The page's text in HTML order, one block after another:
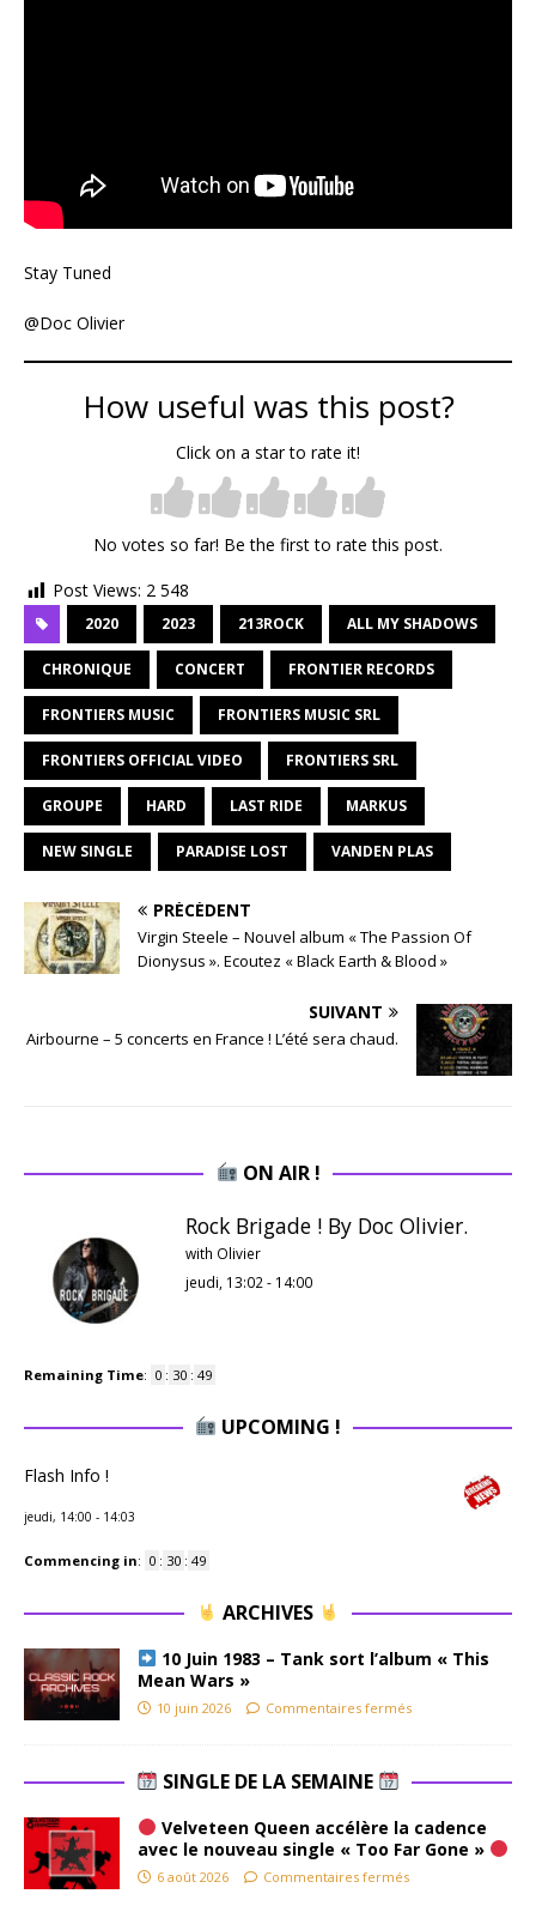
Stay Tuned
@Doc Olivier
How useful was this post?
Click on a star to rate it!
No votes so far! Be the first to rate this post.
Post Views: 2 548
2020 2023 213ROCK ALL MY SHADOWS
CHRONIQUE CONCERT FRONTIER RECORDS
FRONTIERS MUSIC FRONTIERS MUSIC SRL
FRONTIERS OFFICIAL VIDEO FRONTIERS SRL
GROUPE HARD LAST RIDE MARKUS
NEW SINGLE PARADISE LOST VANDEN PLAS
PRÉCÉDENT
Virgin Steele – Nouvel album « The Passion Of
Dionysus ». Ecoutez « Black Earth & Blood »
SUIVANT
Airbourne – 5 concerts en France ! L’été sera chaud.
ON AIR !
Rock Brigade ! By Doc Olivier.
with Olivier
jeudi, 13:02 - 14:00
Remaining Time: 0 : 30 : 48
UPCOMING !
Flash Info !
jeudi, 14:00 - 14:03
Commencing in: 0 : 30 : 48
ARCHIVES
10 Juin 1983 – Tank sort l’album « This
Mean Wars »
10 juin 2026 Commentaires fermés
SINGLE DE LA SEMAINE
Velveteen Queen accélère la cadence
avec le nouveau single « Too Far Gone »
6 août 2026 Commentaires fermés